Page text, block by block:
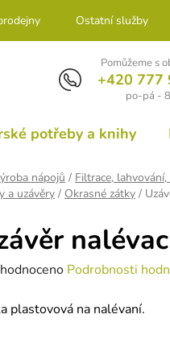
Ostatní služby
Pomůžeme s
+420 777
po-pá -
potřeby a knihy
nápojů / Filtrace,
a uzávěry / Okrasné zátky /
Podrobnosti
plastovová na nalévaní.